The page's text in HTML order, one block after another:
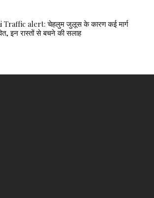
Traffic alert: चेहलुम जुलूस के कारण कई मार्ग
इन रास्तों से बचने की सलाह